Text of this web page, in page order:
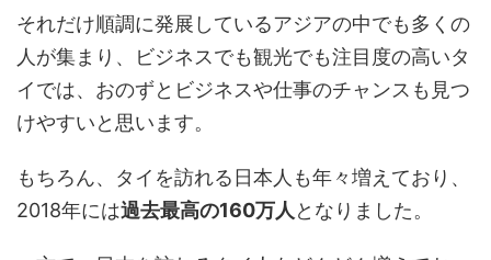
それだけ順調に発展しているアジアの中でも多くの
人が集まり、ビジネスでも観光でも注目度の高いタ
イでは、おのずとビジネスや仕事のチャンスも見つ
けやすいと思います。
もちろん、タイを訪れる日本人も年々増えており、
2018年には過去最高の160万人 となりました。